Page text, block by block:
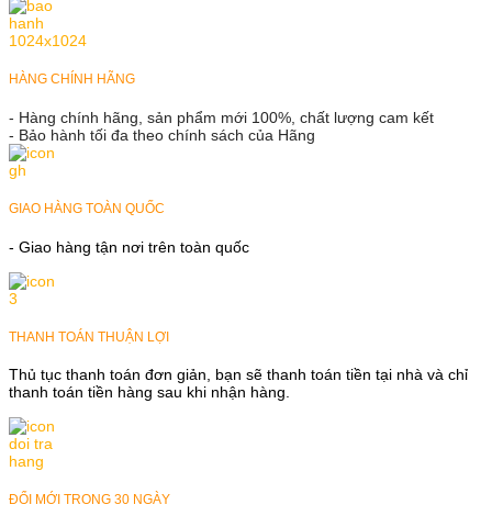
HÀNG CHÍNH HÃNG
- Hàng chính hãng, sản phẩm mới 100%, chất lượng cam kết
- Bảo hành tối đa theo chính sách của Hãng
GIAO HÀNG TOÀN QUỐC
- Giao hàng tận nơi trên toàn quốc
THANH TOÁN THUẬN LỢI
Thủ tục thanh toán đơn giản, bạn sẽ thanh toán tiền tại nhà và chỉ
thanh toán tiền hàng sau khi nhận hàng.
ĐỔI MỚI TRONG 30 NGÀY